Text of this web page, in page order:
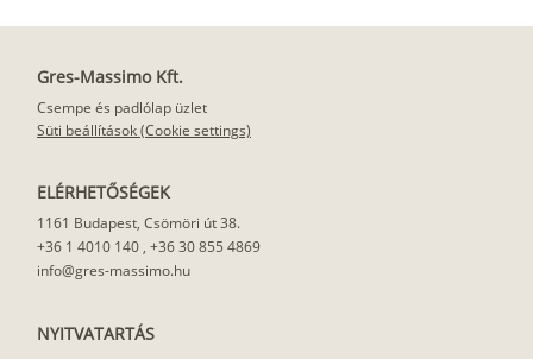
Gres-Massimo Kft.
Csempe és padlólap üzlet
Süti beállítások (Cookie settings)
ELÉRHETŐSÉGEK
1161 Budapest, Csömöri út 38.
+36 1 4010 140 , +36 30 855 4869
info@gres-massimo.hu
NYITVATARTÁS